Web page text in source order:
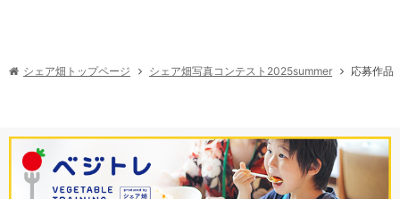
シェア畑トップページ シェア畑写真コンテスト2025summer 応募作品